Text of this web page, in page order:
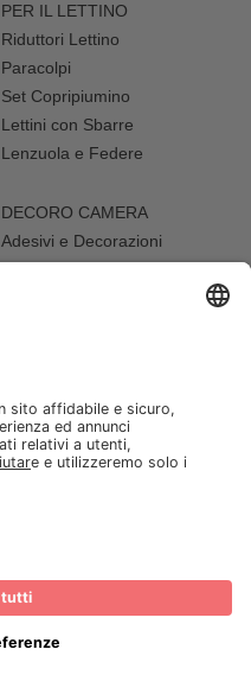
PER IL LETTINO
Riduttori Lettino
Paracolpi
Set Copripiumino
Lettini con Sbarre
Lenzuola e Federe
DECORO CAMERA
Adesivi e Decorazioni
VARIE
Accappatoi e Asciugamani
Vaschette Igiene